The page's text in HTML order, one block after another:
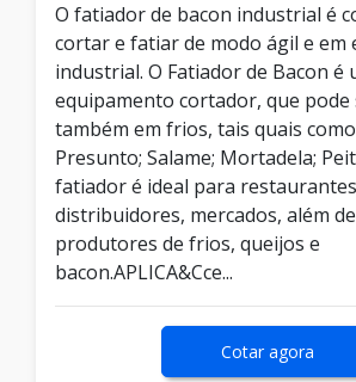
O fatiador de bacon industrial é
cortar e fatiar de modo ágil e em
industrial. O Fatiador de Bacon é
equipamento cortador, que
também em frios, tais quais
Presunto; Salame; Mortadela;
fatiador é ideal para
distribuidores, mercados, além
produtores de frios, queijos e
bacon.APLICA&Cce...
Cotar agora